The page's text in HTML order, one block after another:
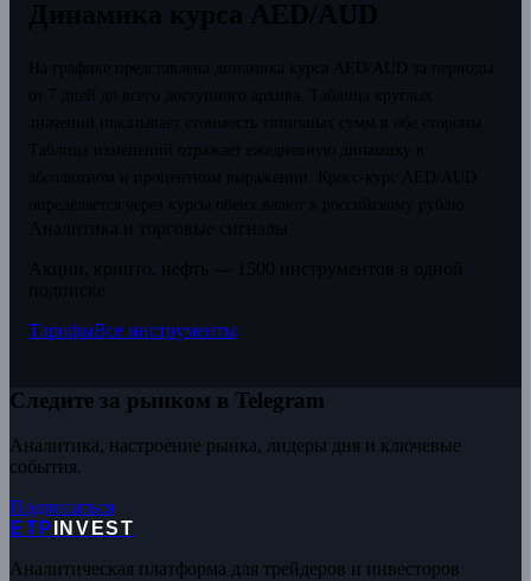
ТарифыВсе инструменты
Следите за рынком в Telegram
Аналитика, настроение рынка, лидеры дня и ключевые
события.
Подписаться
ETP
INVEST
Аналитическая платформа для трейдеров и инвесторов